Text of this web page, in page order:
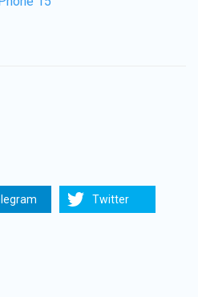
Twitter